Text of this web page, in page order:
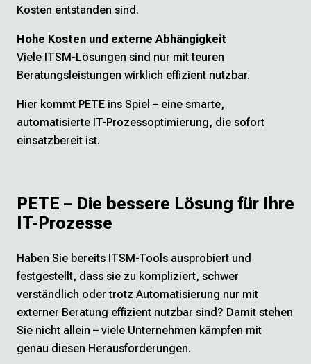
Kosten entstanden sind.
Hohe Kosten und externe Abhängigkeit
Viele ITSM-Lösungen sind nur mit teuren
Beratungsleistungen wirklich effizient nutzbar.
Hier kommt PETE ins Spiel – eine smarte,
automatisierte IT-Prozessoptimierung, die sofort
einsatzbereit ist.
PETE – Die bessere Lösung für Ihre
IT-Prozesse
Haben Sie bereits ITSM-Tools ausprobiert und
festgestellt, dass sie zu kompliziert, schwer
verständlich oder trotz Automatisierung nur mit
externer Beratung effizient nutzbar sind? Damit stehen
Sie nicht allein – viele Unternehmen kämpfen mit
genau diesen Herausforderungen.